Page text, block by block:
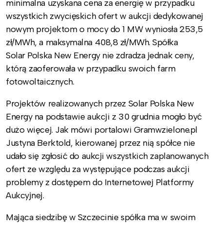
minimalna uzyskana cena za energię w przypadku
wszystkich zwycięskich ofert w aukcji dedykowanej
nowym projektom o mocy do 1 MW wyniosła 253,5
zł/MWh, a maksymalna 408,8 zł/MWh. Spółka
Solar Polska New Energy nie zdradza jednak ceny,
którą zaoferowała w przypadku swoich farm
fotowoltaicznych.
Projektów realizowanych przez Solar Polska New
Energy na podstawie aukcji z 30 grudnia mogło być
dużo więcej. Jak mówi portalowi Gramwzielone.pl
Justyna Berktold, kierowanej przez nią spółce nie
udało się zgłosić do aukcji wszystkich zaplanowanych
ofert ze względu za występujące podczas aukcji
problemy z dostępem do Internetowej Platformy
Aukcyjnej.
Mająca siedzibę w Szczecinie spółka ma w swoim